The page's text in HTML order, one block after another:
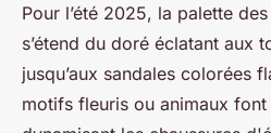
Pour l’été 2025, la palette
s’étend du doré éclatant aux
jusqu’aux sandales colorées
motifs fleuris ou animaux